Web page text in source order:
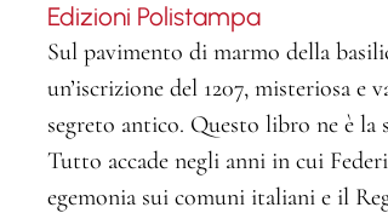
Edizioni Polistampa
Sul pavimento di marmo della
un’iscrizione del 1207, misteriosa e
segreto antico. Questo libro ne è la
Tutto accade negli anni in cui
egemonia sui comuni italiani e il